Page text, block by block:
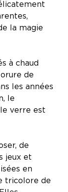
la magie
à chaud
de
les années
le
verre est
de
jeux et
en
tricolore de